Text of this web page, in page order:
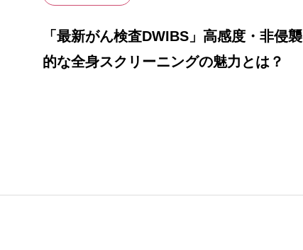
「最新がん検査DWIBS」高感度・非侵襲
的な全身スクリーニングの魅力とは？